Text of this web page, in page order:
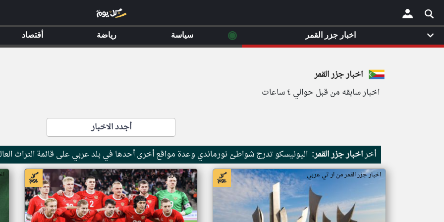
×
اخبار جزر القمر
اخبار سابقه من قبل حوالي ٤ ساعات
أجدد الاخبار
أخراخبار جزر القمر: اليونيسكو تدرج شواطئ نورماندي وعدة مواقع أخرى أحدها في بلد عربي على قائمة التراث
اخبار جزر القمر من ار تي عربي اخبار جزر القمر من ار تي عربي
اخبار جزر القمر ◉ سياسة رياضة أقتصاد